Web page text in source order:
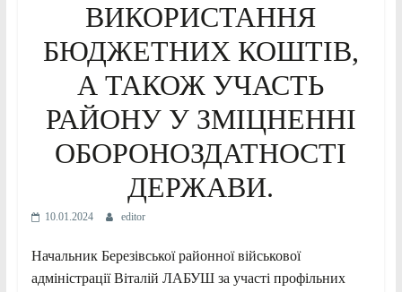
ВИКОРИСТАННЯ
БЮДЖЕТНИХ КОШТІВ,
А ТАКОЖ УЧАСТЬ
РАЙОНУ У ЗМІЦНЕННІ
ОБОРОНОЗДАТНОСТІ
ДЕРЖАВИ.
10.01.2024 editor
Начальник Березівської районної військової
адміністрації Віталій ЛАБУШ за участі профільних